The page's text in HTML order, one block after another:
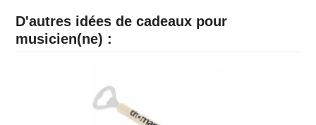
D'autres idées de cadeaux pour
musicien(ne) :